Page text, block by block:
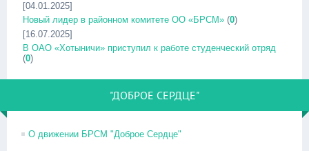
[04.01.2025]
Новый лидер в районном комитете ОО «БРСМ» (0)
[16.07.2025]
В ОАО «Хотыничи» приступил к работе студенческий отряд
(0)
"ДОБРОЕ СЕРДЦЕ"
О движении БРСМ "Доброе Сердце"